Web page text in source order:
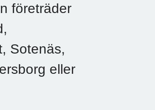
företräder
Sotenäs,
eller